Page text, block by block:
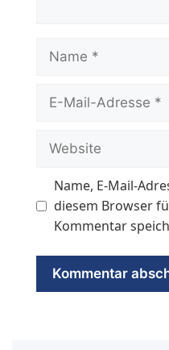
Name
Mail-
Website
Name, E-Mail-
diesem Browser
Kommentar